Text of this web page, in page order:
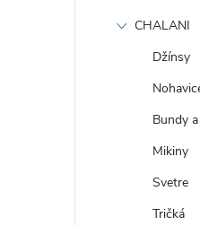
CHALANI
Džínsy
Bundy
Mikiny
Svetre
Tričká